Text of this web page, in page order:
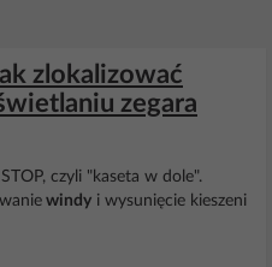
zlokalizować
zegara
czyli "kaseta w dole".
windy i wysunięcie kieszeni